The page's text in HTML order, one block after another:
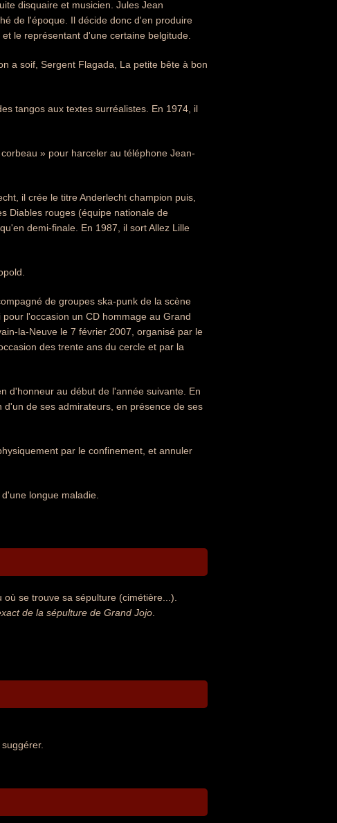
disquaire et musicien. Jules Jean
de l'époque. Il décide donc d'en produire
le représentant d'une certaine belgitude.
a soif, Sergent Flagada, La petite bête à bon
des tangos aux textes surréalistes. En 1974, il
» pour harceler au téléphone Jean-
il crée le titre Anderlecht champion puis,
Diables rouges (équipe nationale de
demi-finale. En 1987, il sort Allez Lille
de groupes ska-punk de la scène
l'occasion un CD hommage au Grand
la-Neuve le 7 février 2007, organisé par le
des trente ans du cercle et par la
d'honneur au début de l'année suivante. En
de ses admirateurs, en présence de ses
par le confinement, et annuler
longue maladie.
se trouve sa sépulture (cimétière...).
de la sépulture de Grand Jojo